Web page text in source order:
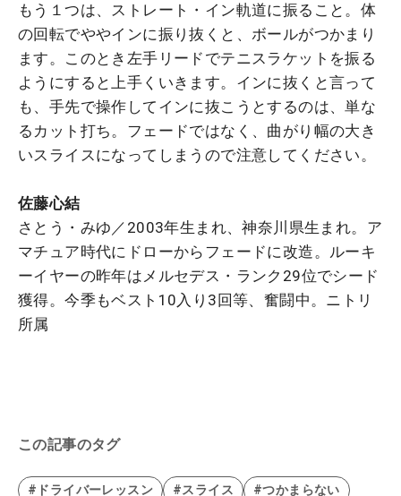
もう１つは、ストレート・イン軌道に振ること。体
の回転でややインに振り抜くと、ボールがつかまり
ます。このとき左手リードでテニスラケットを振る
ようにすると上手くいきます。インに抜くと言って
も、手先で操作してインに抜こうとするのは、単な
るカット打ち。フェードではなく、曲がり幅の大き
いスライスになってしまうので注意してください。
佐藤心結
さとう・みゆ／2003年生まれ、神奈川県生まれ。ア
マチュア時代にドローからフェードに改造。ルーキ
ーイヤーの昨年はメルセデス・ランク29位でシード
獲得。今季もベスト10入り3回等、奮闘中。ニトリ
所属
この記事のタグ
#ドライバーレッスン #スライス
#つかまらない